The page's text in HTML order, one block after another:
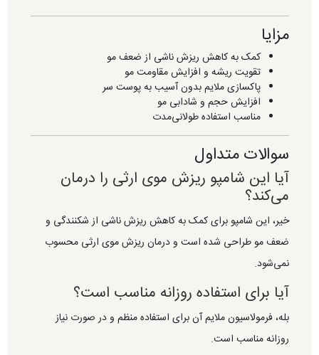
مزایا
کمک به کاهش ریزش ناشی از ضعف مو
تقویت ریشه و افزایش مقاومت مو
پاکسازی ملایم بدون آسیب به پوست سر
افزایش حجم و شادابی مو
مناسب استفاده طولانی‌مدت
سوالات متداول
آیا این شامپو ریزش موی ارثی را درمان
می‌کند؟
خیر، این شامپو برای کمک به کاهش ریزش ناشی از شکنندگی و
ضعف مو طراحی شده است و درمان ریزش موی ارثی محسوب
نمی‌شود.
آیا برای استفاده روزانه مناسب است؟
بله، فرمولاسیون ملایم آن برای استفاده منظم و در صورت نیاز
روزانه مناسب است.